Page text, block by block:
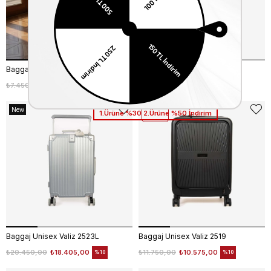
Baggaj Unisex Valiz 2407S
₺6.705,00
₺7.450,00
Baggaj Unisex Valiz 2408L
₺9.405,00
₺10.450,00
Baggaj Unisex Valiz 2523L
₺18.405,00
₺20.450,00 %10
New
Baggaj Unisex Valiz 2519
₺10.575,00
₺11.750,00 %10
1.Ürüne %30 2.Ürüne %50 İndirim